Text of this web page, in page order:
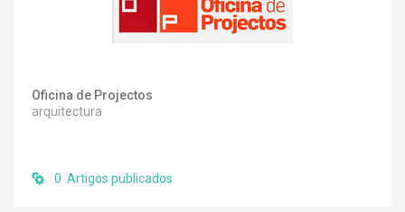
Oficina de Projectos
arquitectura
0 Artigos publicados